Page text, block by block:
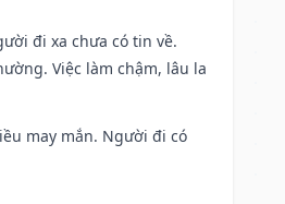
đi xa chưa có tin về.
Việc làm chậm, lâu la
may mắn. Người đi có